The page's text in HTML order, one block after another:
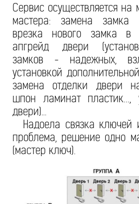
Сервис осуществляется на
мастера: замена замка
врезка нового замка в
апгрейд двери
замков - надежных,
установкой
замена отделки двери
шпон ламинат пластик...,
двери)…
Надоела связка ключей
проблема, решение одно
(мастер ключ).